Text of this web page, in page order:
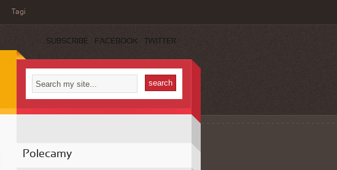
Tagi
SUBSCRIBE FACEBOOK TWITTER
Polecamy